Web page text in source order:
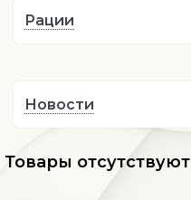
Рации
Новости
Товары отсутствуют